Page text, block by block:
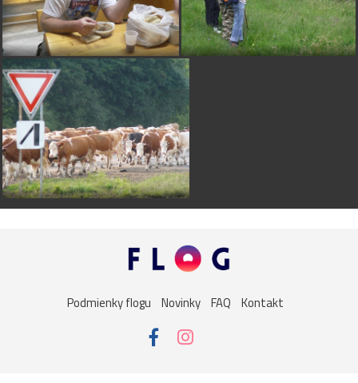
Podmienky flogu Novinky FAQ Kontakt